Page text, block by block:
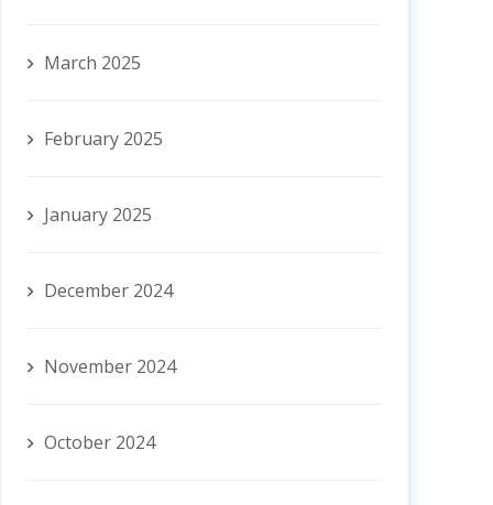
March 2025
February 2025
January 2025
December 2024
November 2024
October 2024